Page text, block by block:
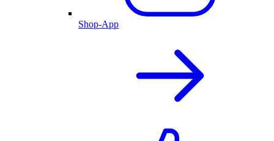
Shop-App